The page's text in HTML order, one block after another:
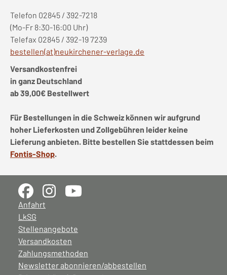
Telefon 02845 / 392-7218
(Mo-Fr 8:30-16:00 Uhr)
Telefax 02845 / 392-19 7239
bestellen(at)neukirchener-verlage.de
Versandkostenfrei
in ganz Deutschland
ab 39,00€ Bestellwert
Für Bestellungen in die Schweiz können wir aufgrund
hoher Lieferkosten und Zollgebühren leider keine
Lieferung anbieten. Bitte bestellen Sie stattdessen beim
Fontis-Shop.
Anfahrt
LkSG
Stellenangebote
Versandkosten
Zahlungsmethoden
Newsletter abonnieren/abbestellen